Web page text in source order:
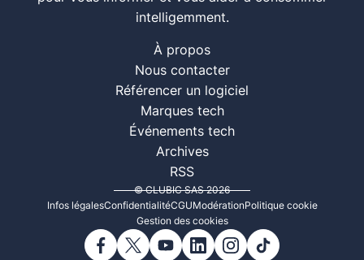
intelligemment.
À propos
Nous contacter
Référencer un logiciel
Marques tech
Événements tech
Archives
RSS
© CLUBIC SAS 2026
Infos légalesConfidentialitéCGUModérationPolitique cookie
Gestion des cookies